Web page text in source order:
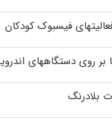
فیسبوک کودکان
بر روی دستگاههای
بلادرنگ